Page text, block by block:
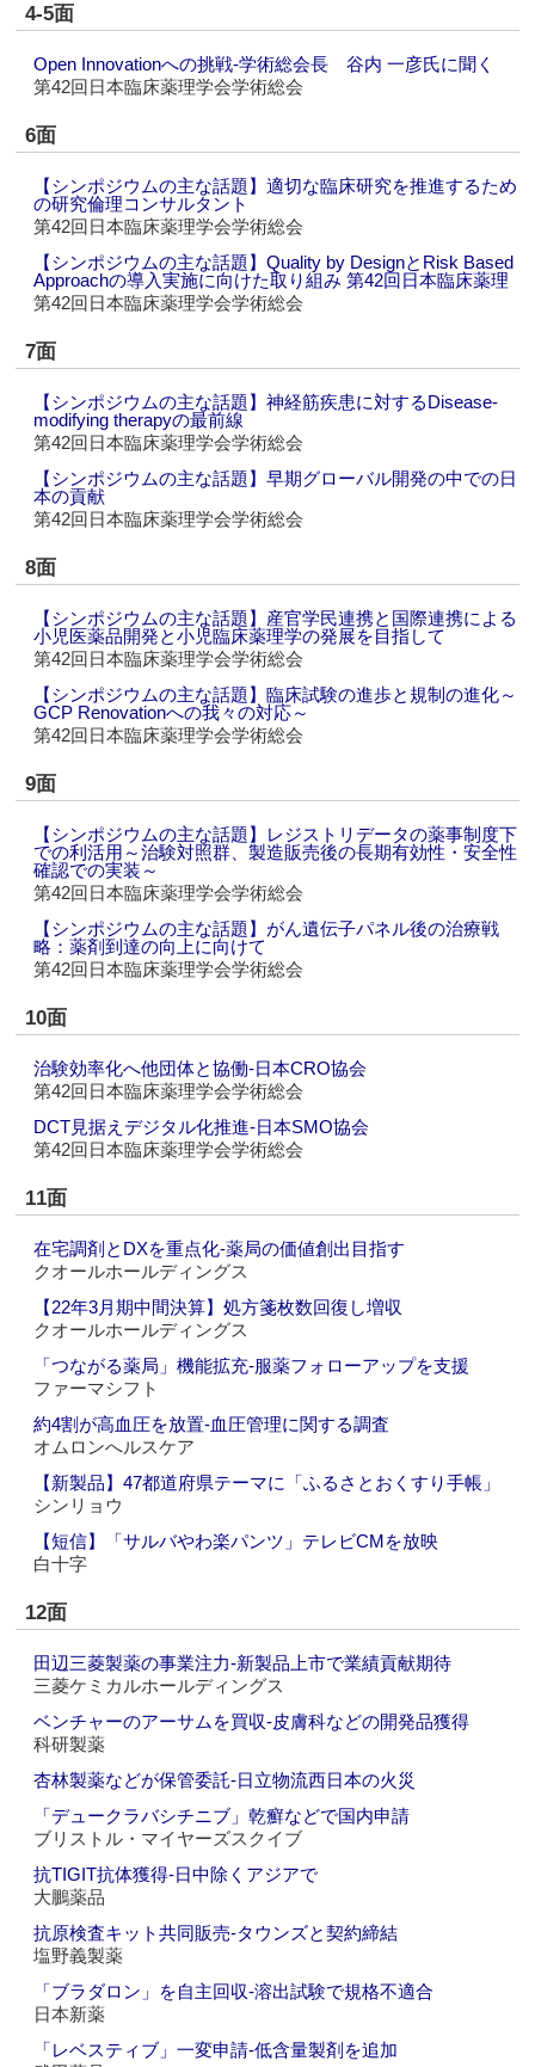
4-5面
Open Innovationへの挑戦‐学術総会長 谷内 一彦氏に聞く
第42回日本臨床薬理学会学術総会
6面
【シンポジウムの主な話題】適切な臨床研究を推進するため
の研究倫理コンサルタント
第42回日本臨床薬理学会学術総会
【シンポジウムの主な話題】Quality by DesignとRisk Based
Approachの導入実施に向けた取り組み 第42回日本臨床薬理
第42回日本臨床薬理学会学術総会
7面
【シンポジウムの主な話題】神経筋疾患に対するDisease-
modifying therapyの最前線
第42回日本臨床薬理学会学術総会
【シンポジウムの主な話題】早期グローバル開発の中での日
本の貢献
第42回日本臨床薬理学会学術総会
8面
【シンポジウムの主な話題】産官学民連携と国際連携による
小児医薬品開発と小児臨床薬理学の発展を目指して
第42回日本臨床薬理学会学術総会
【シンポジウムの主な話題】臨床試験の進歩と規制の進化～
GCP Renovationへの我々の対応～
第42回日本臨床薬理学会学術総会
9面
【シンポジウムの主な話題】レジストリデータの薬事制度下
での利活用～治験対照群、製造販売後の長期有効性・安全性
確認での実装～
第42回日本臨床薬理学会学術総会
【シンポジウムの主な話題】がん遺伝子パネル後の治療戦
略：薬剤到達の向上に向けて
第42回日本臨床薬理学会学術総会
10面
治験効率化へ他団体と協働‐日本CRO協会
第42回日本臨床薬理学会学術総会
DCT見据えデジタル化推進‐日本SMO協会
第42回日本臨床薬理学会学術総会
11面
在宅調剤とDXを重点化‐薬局の価値創出目指す
クオールホールディングス
【22年3月期中間決算】処方箋枚数回復し増収
クオールホールディングス
「つながる薬局」機能拡充‐服薬フォローアップを支援
ファーマシフト
約4割が高血圧を放置‐血圧管理に関する調査
オムロンへルスケア
【新製品】47都道府県テーマに「ふるさとおくすり手帳」
シンリョウ
【短信】「サルバやわ楽パンツ」テレビCMを放映
白十字
12面
田辺三菱製薬の事業注力‐新製品上市で業績貢献期待
三菱ケミカルホールディングス
ベンチャーのアーサムを買収‐皮膚科などの開発品獲得
科研製薬
杏林製薬などが保管委託‐日立物流西日本の火災
「デュークラバシチニブ」乾癬などで国内申請
ブリストル・マイヤーズスクイブ
抗TIGIT抗体獲得‐日中除くアジアで
大鵬薬品
抗原検査キット共同販売‐タウンズと契約締結
塩野義製薬
「ブラダロン」を自主回収‐溶出試験で規格不適合
日本新薬
「レベスティブ」一変申請‐低含量製剤を追加